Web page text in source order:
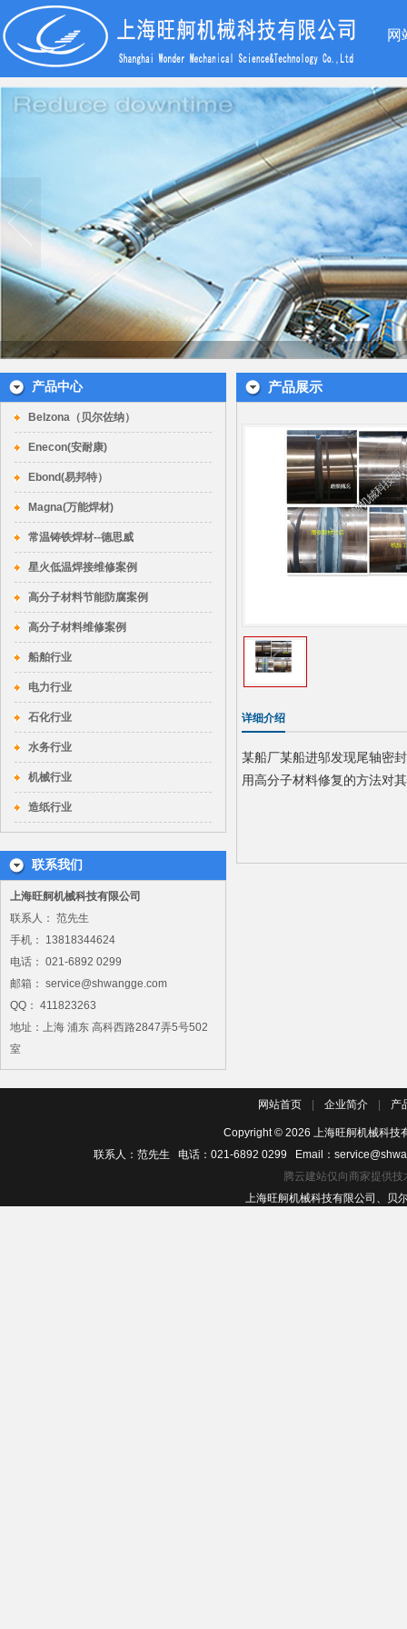
网
产品中心
Belzona（贝尔佐纳）
Enecon(安耐康)
Ebond(易邦特）
Magna(万能焊材)
常温铸铁焊材--德思威
星火低温焊接维修案例
高分子材料节能防腐案例
高分子材料维修案例
船舶行业
电力行业
石化行业
水务行业
机械行业
造纸行业
联系我们
上海旺舸机械科技有限公司
联系人： 范先生
手机： 13818344624
电话： 021-6892 0299
邮箱： service@shwangge.com
QQ： 411823263
地址：上海 浦东 高科西路2847弄5号502
室
产品展示
详细介绍
某船厂某船进邬发现尾轴密
用高分子材料修复的方法对
网站首页 企业简介 产
Copyright © 2026 上海旺舸机械科
联系人：范先生 电话：021-6892 0299 Email：
腾云建站仅向商家提供技
上海旺舸机械科技有限公司、贝